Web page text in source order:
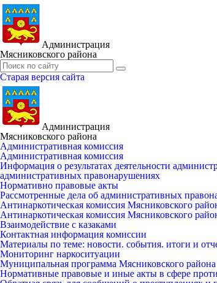
Администрация
Мясниковского района
Старая версия сайта
Администрация
Мясниковского района
Административная комиссия
Административная комиссия
Информация о результатах деятельности
административных правонарушениях
Нормативно правовые акты
Рассмотренные дела об административных
Антинаркотическая комиссия Мясниковского
Антинаркотическая комиссия Мясниковского
Взаимодействие с казаками
Контактная информация комиссии
Материалы по теме: новости. события. итоги и
Мониторинг наркоситуации
Муниципальная программа Мясниковского
Нормативные правовые и иные акты в сфере